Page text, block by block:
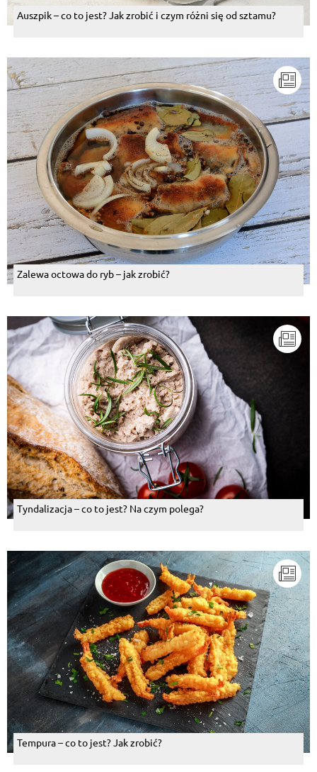
Auszpik – co to jest? Jak zrobić i czym różni się od sztamu?
Zalewa octowa do ryb – jak zrobić?
Tyndalizacja – co to jest? Na czym polega?
Tempura – co to jest? Jak zrobić?